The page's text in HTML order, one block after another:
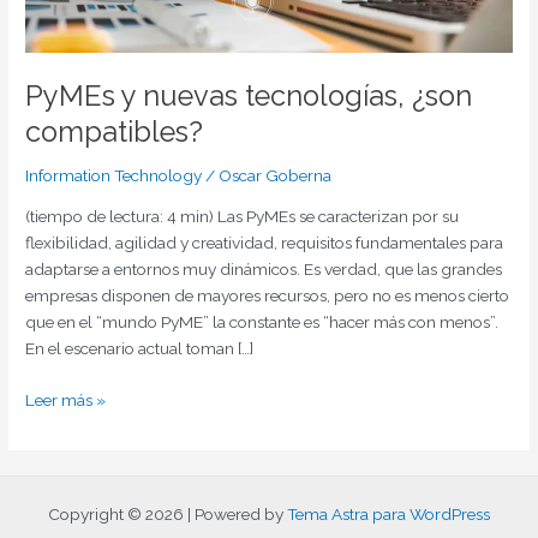
PyMEs y nuevas tecnologías, ¿son
compatibles?
Information Technology / Oscar Goberna
(tiempo de lectura: 4 min) Las PyMEs se caracterizan por su
flexibilidad, agilidad y creatividad, requisitos fundamentales para
adaptarse a entornos muy dinámicos. Es verdad, que las grandes
empresas disponen de mayores recursos, pero no es menos cierto
que en el “mundo PyME” la constante es “hacer más con menos”.
En el escenario actual toman […]
Leer más »
Copyright © 2026 | Powered byTema Astra para WordPress